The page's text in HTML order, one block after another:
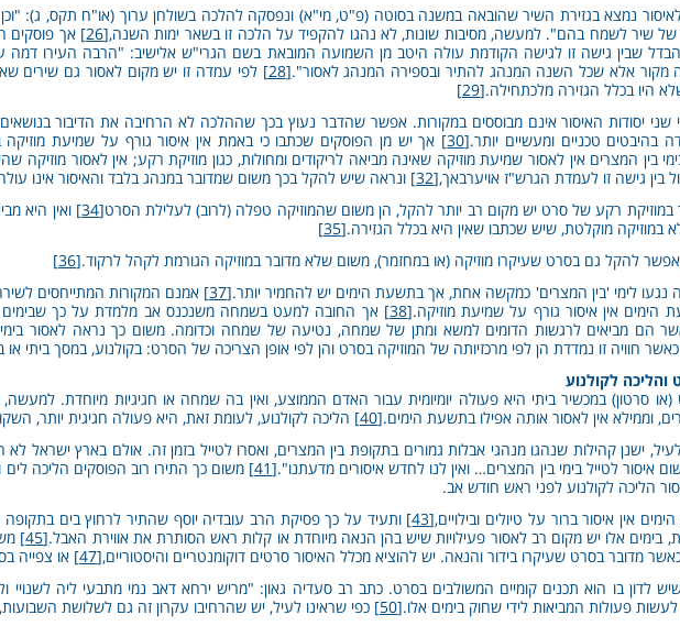
נמצא בגזירת השיר שהובאה במשנה בסוטה (פ"ט, מי"א) ונפסקה להלכה בשולחן ערוך (או"ח תקס, ג): "וכן
של שיר לשמח בהם". למעשה, מסיבות שונות, לא נהגו להקפיד על הלכה זו בשאר ימות השנה,[26]
אך פוסקים
שבין גישה זו לגישה הקודמת עולה היטב מן השמועה המובאת בשם הגרי"ש אלישיב: "הרבה העירו דמה ענין
מקור אלא שכל השנה המנהג להתיר ובספירה המנהג לאסור".[28]
לפי עמדה זו יש מקום לאסור גם שירים
היו בכלל הגזירה מלכתחילה.[29]
שני יסודות האיסור אינם מבוססים במקורות. אפשר שהדבר נעוץ בכך שההלכה לא הרחיבה את הדיבור
בהיבטים טכניים ומעשיים יותר.[30]
אך יש מן הפוסקים שכתבו כי באמת אין איסור גורף על שמיעת
בין המצרים אין לאסור שמיעת מוזיקה שאינה מביאה לריקודים ומחולות, כגון מוזיקת רקע; אין לאסור מוזיקה
בין גישה זו לעמדת הגרש"ז אויערבאך,[32] ונראה שיש להקל בכך משום שמדובר במנהג בלבד והאיסור אינו
במוזיקת רקע של סרט יש מקום רב יותר להקל, הן משום שהמוזיקה טפלה (לרוב) לעלילת הסרט[34]
ואין היא
במוזיקה מוקלטת, שיש שכתבו שאין היא בכלל הגזירה.[35]
אפשר להקל גם בסרט שעיקרו מוזיקה (או במחזמר), משום שלא מדובר במוזיקה הגורמת לקהל לרקוד.[36]
נגעו לימי 'בין המצרים' כמקשה אחת, אך בתשעת הימים יש להחמיר יותר.[37]
אמנם המקורות המתייחסים
הימים אין איסור גורף על שמיעת מוזיקה.[38]
אך החובה למעט בשמחה משנכנס אב מלמדת על כך שבימים
הם מביאים לרגשות הדומים למשא ומתן של שמחה, נטיעה של שמחה וכדומה. משום כך נראה לאסור בימים
חוויה זו נמדדת הן לפי מרכזיותה של המוזיקה בסרט והן לפי אופן הצריכה של הסרט: בקולנוע, במסך ביתי או
והליכה לקולנוע
(או סרטון) במכשיר ביתי היא פעולה יומיומית עבור האדם הממוצע, ואין בה שמחה או חגיגיות מיוחדת.
וממילא אין לאסור אותה אפילו בתשעת הימים.[40]
הליכה לקולנוע, לעומת זאת, היא פעולה חגיגית יותר,
ישנן קהילות שנהגו מנהגי אבלות גמורים בתקופת בין המצרים, ואסרו לטייל בזמן זה. אולם בארץ ישראל
איסור לטייל בימי בין המצרים… ואין לנו לחדש איסורים מדעתנו".[41] משום כך התירו רוב הפוסקים הליכה לים
הליכה לקולנוע לפני ראש חודש אב.
אין איסור ברור על טיולים ובילויים,[43]
ותעיד על כך פסיקת הרב עובדיה יוסף שהתיר לרחוץ בים בתקופה
בימים אלו יש מקום רב לאסור פעילויות שיש בהן הנאה מיוחדת או קלות ראש הסותרת את אווירת האבל.[45]
מדובר בסרט שעיקרו בידור והנאה. יש להוציא מכלל האיסור סרטים דוקומנטריים והיסטוריים,[47] או צפייה
לדון בו הוא תכנים קומיים המשולבים בסרט. כתב רב סעדיה גאון: "מריש ירחא דאב נמי מתבעי ליה לשנויי
לעשות פעולות המביאות לידי שחוק בימים אלו.[50]
כפי שראינו לעיל, יש שהרחיבו עקרון זה גם לשלושת